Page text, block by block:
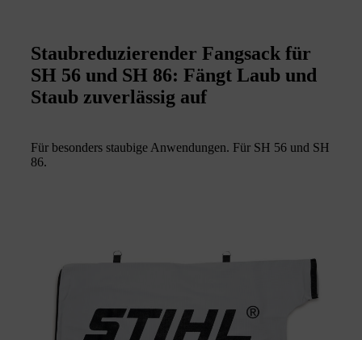
Staubreduzierender Fangsack für
SH 56 und SH 86: Fängt Laub und
Staub zuverlässig auf
Für besonders staubige Anwendungen. Für SH 56 und SH
86.